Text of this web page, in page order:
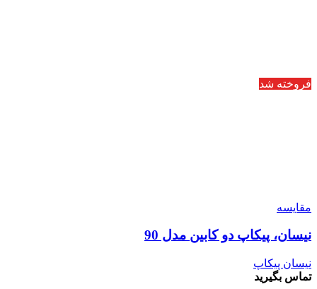
فروخته شد
مقایسه
نیسان، پیکاپ دو کابین مدل 90
نیسان پیکاپ
تماس بگیرید